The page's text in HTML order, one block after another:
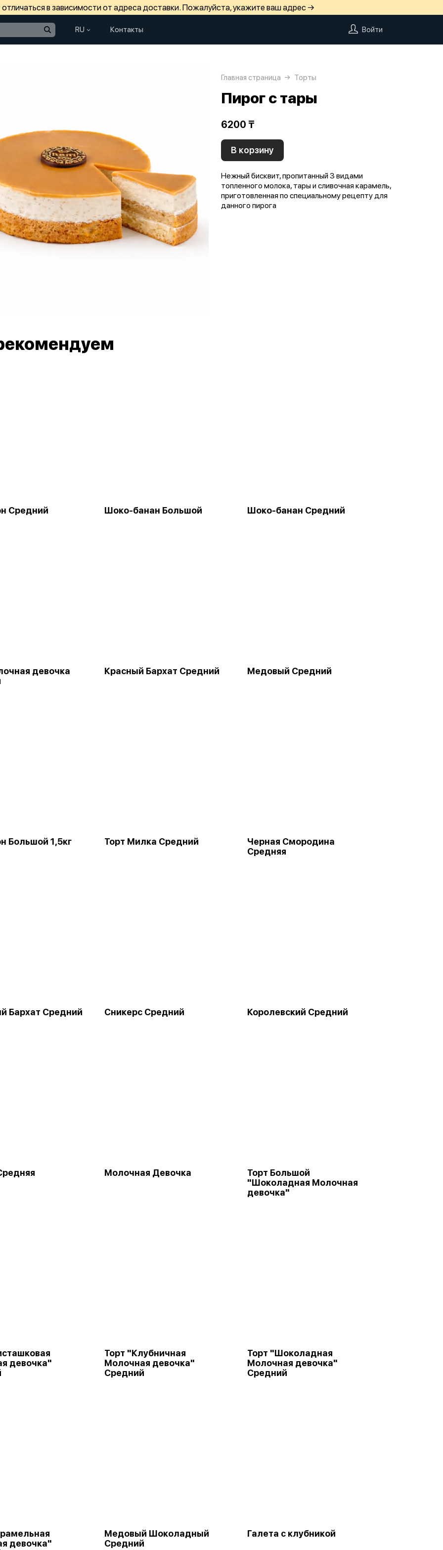
в зависимости от адреса доставки. Пожалуйста, укажите ваш адрес →
RU Контакты Войти
Главная страница Торты
Пирог с тары
6200 ₸
В корзину
Нежный бисквит, пропитанный 3 видами
топленного молока, тары и сливочная карамель,
приготовленная по специальному рецепту для
данного пирога
Средний Шоко-банан Большой Шоко-банан Средний
девочка
Красный Бархат Средний Медовый Средний
Большой 1,5кг Торт Милка Средний
Черная Смородина
Средняя
Бархат Средний Сникерс Средний Королевский Средний
Молочная Девочка
Торт Большой
"Шоколадная Молочная
девочка"
девочка"
Торт "Клубничная
Молочная девочка"
Средний
Торт "Шоколадная
Молочная девочка"
Средний
девочка"
Медовый Шоколадный
Средний
Галета с клубникой